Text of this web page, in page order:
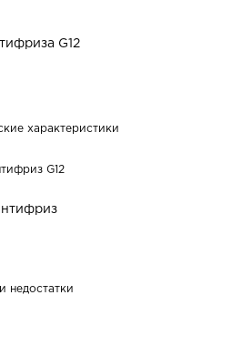
G12
характеристики
G12
недостатки